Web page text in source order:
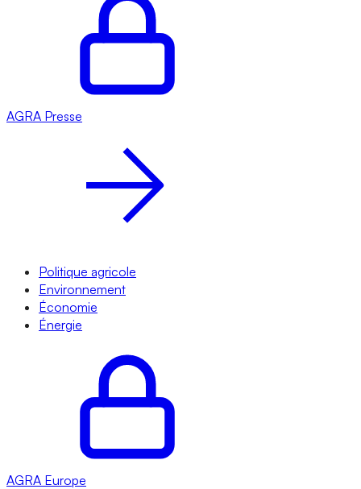
AGRA Presse
Politique agricole
Environnement
Économie
Énergie
AGRA Europe